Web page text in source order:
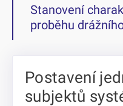
Postavení
subjektů
Stanovení
proběhu